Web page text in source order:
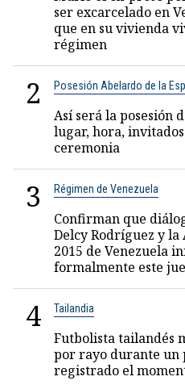
ser excarcelado en
que en su vivienda
régimen
2 Posesión Abelardo de la
Así será la posesión
lugar, hora,
ceremonia
3 Régimen de Venezuela
Confirman que
Delcy Rodríguez y la
2015 de Venezuela
formalmente este
4 Tailandia
Futbolista tailandés
por rayo durante un
registrado el